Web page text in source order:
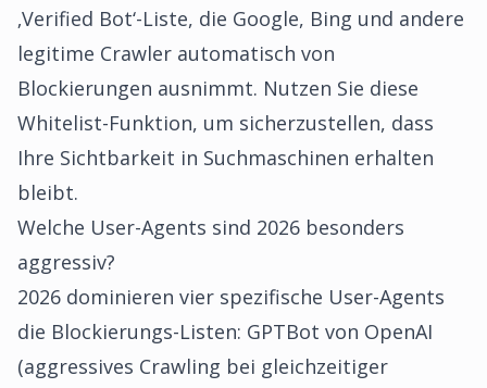
‚Verified Bot‘-Liste, die Google, Bing und andere
legitime Crawler automatisch von
Blockierungen ausnimmt. Nutzen Sie diese
Whitelist-Funktion, um sicherzustellen, dass
Ihre Sichtbarkeit in Suchmaschinen erhalten
bleibt.
Welche User-Agents sind 2026 besonders
aggressiv?
2026 dominieren vier spezifische User-Agents
die Blockierungs-Listen: GPTBot von OpenAI
(aggressives Crawling bei gleichzeitiger